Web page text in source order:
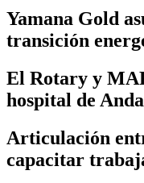
Yamana Gold
transición
El Rotary y
hospital de
Articulación
capacitar